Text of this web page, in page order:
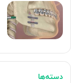
دسته‌ها